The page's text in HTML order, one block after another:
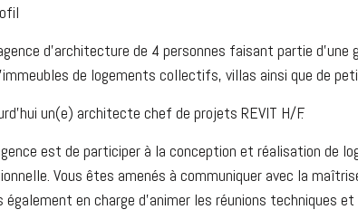
d’architecture de 4 personnes faisant partie
de logements collectifs, villas ainsi que de
un(e) architecte chef de projets REVIT H/F.
est de participer à la conception et réalisation de
Vous êtes amenés à communiquer avec la
en charge d’animer les réunions techniques